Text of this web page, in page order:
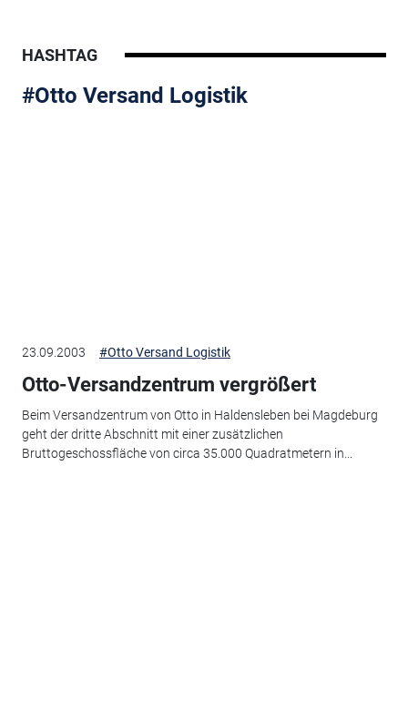
HASHTAG
#Otto Versand Logistik
23.09.2003 #Otto Versand Logistik
Otto-Versandzentrum vergrößert
Beim Versandzentrum von Otto in Haldensleben bei Magdeburg
geht der dritte Abschnitt mit einer zusätzlichen
Bruttogeschossfläche von circa 35.000 Quadratmetern in...